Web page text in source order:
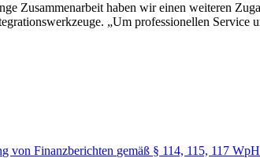
Zusammenarbeit haben wir einen weiteren
„Um professionellen Service
Finanzberichten gemäß § 114, 115, 117